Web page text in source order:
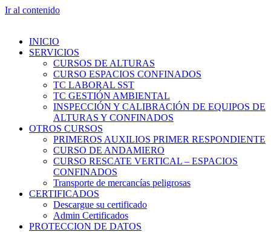
Ir al contenido
INICIO
SERVICIOS
CURSOS DE ALTURAS
CURSO ESPACIOS CONFINADOS
TC LABORAL SST
TC GESTIÓN AMBIENTAL
INSPECCIÓN Y CALIBRACIÓN DE EQUIPOS DE
ALTURAS Y CONFINADOS
OTROS CURSOS
PRIMEROS AUXILIOS PRIMER RESPONDIENTE
CURSO DE ANDAMIERO
CURSO RESCATE VERTICAL – ESPACIOS
CONFINADOS
Transporte de mercancías peligrosas
CERTIFICADOS
Descargue su certificado
Admin Certificados
PROTECCION DE DATOS